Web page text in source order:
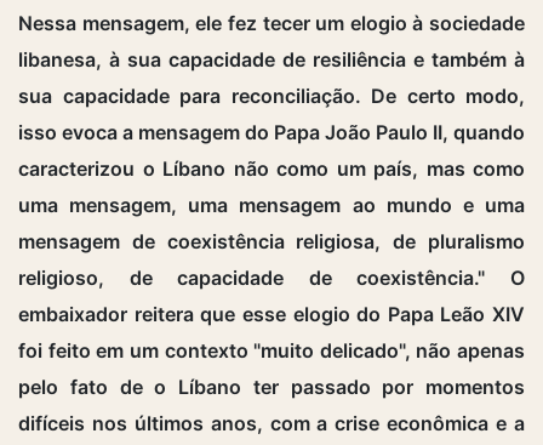
Nessa mensagem, ele fez tecer um elogio à sociedade
libanesa, à sua capacidade de resiliência e também à
sua capacidade para reconciliação. De certo modo,
isso evoca a mensagem do Papa João Paulo II, quando
caracterizou o Líbano não como um país, mas como
uma mensagem, uma mensagem ao mundo e uma
mensagem de coexistência religiosa, de pluralismo
religioso, de capacidade de coexistência." O
embaixador reitera que esse elogio do Papa Leão XIV
foi feito em um contexto "muito delicado", não apenas
pelo fato de o Líbano ter passado por momentos
difíceis nos últimos anos, com a crise econômica e a